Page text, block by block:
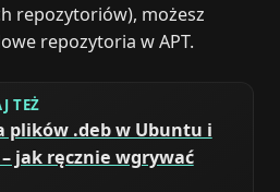
repozytoriów), możesz
repozytoria w APT.
TEŻ
plików .deb w Ubuntu i
jak ręcznie wgrywać